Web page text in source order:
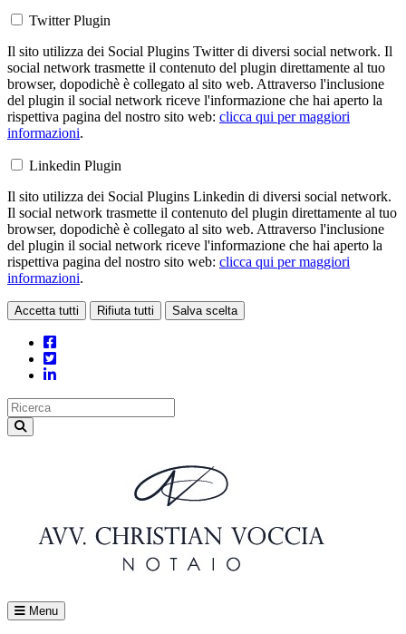
Twitter Plugin
Il sito utilizza dei Social Plugins Twitter di diversi social network. Il
social network trasmette il contenuto del plugin direttamente al tuo
browser, dopodichè è collegato al sito web. Attraverso l'inclusione
del plugin il social network riceve l'informazione che hai aperto la
rispettiva pagina del nostro sito web: clicca qui per maggiori
informazioni.
Linkedin Plugin
Il sito utilizza dei Social Plugins Linkedin di diversi social network.
Il social network trasmette il contenuto del plugin direttamente al tuo
browser, dopodichè è collegato al sito web. Attraverso l'inclusione
del plugin il social network riceve l'informazione che hai aperto la
rispettiva pagina del nostro sito web: clicca qui per maggiori
informazioni.
Accetta tutti Rifiuta tutti Salva scelta
Menu